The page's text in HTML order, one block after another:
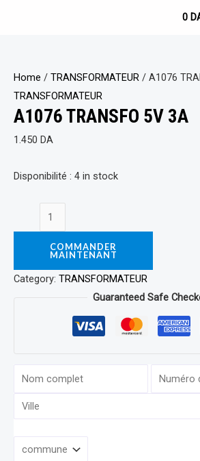
0
Home / TRANSFORMATEUR / A1076
TRANSFORMATEUR
A1076 TRANSFO 5V 3A
1.450 DA
Disponibilité : 4 in stock
quantity
COMMANDER
MAINTENANT
Category: TRANSFORMATEUR
Guaranteed Safe